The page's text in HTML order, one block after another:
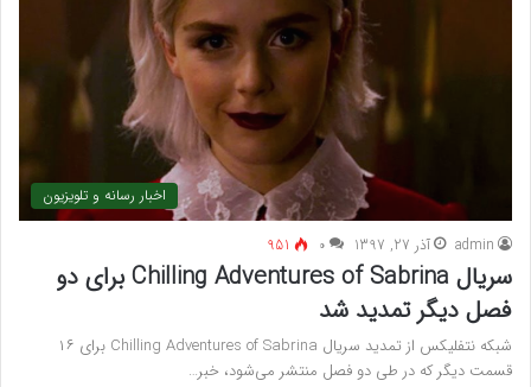
اخبار رسانه و تلویزیون
admin آذر 27, 1397 ۰ 951
سریال Chilling Adventures of Sabrina برای دو
فصل دیگر تمدید شد
شبکه نتفلیکس از تمدید سریال Chilling Adventures of Sabrina برای ۱۶
قسمت دیگر که در طی دو فصل منتشر می‌شود، خبر…